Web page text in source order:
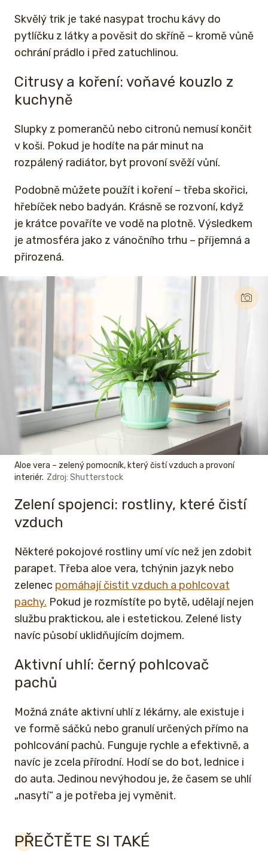
Skvělý trik je také nasypat trochu kávy do
pytlíčku z látky a pověsit do skříně – kromě vůně
ochrání prádlo i před zatuchlinou.
Citrusy a koření: voňavé kouzlo z
kuchyně
Slupky z pomerančů nebo citronů nemusí končit
v koši. Pokud je hodíte na pár minut na
rozpálený radiátor, byt provoní svěží vůní.
Podobně můžete použít i koření – třeba skořici,
hřebíček nebo badyán. Krásně se rozvoní, když
je krátce povaříte ve vodě na plotně. Výsledkem
je atmosféra jako z vánočního trhu – příjemná a
přirozená.
Aloe vera – zelený pomocník, který čistí vzduch a provoní
interiér. Zdroj: Shutterstock
Zelení spojenci: rostliny, které čistí
vzduch
Některé pokojové rostliny umí víc než jen zdobit
parapet. Třeba aloe vera, tchýnin jazyk nebo
zelenec pomáhají čistit vzduch a pohlcovat
pachy. Pokud je rozmístíte po bytě, udělají nejen
službu praktickou, ale i estetickou. Zelené listy
navíc působí uklidňujícím dojmem.
Aktivní uhlí: černý pohlcovač
pachů
Možná znáte aktivní uhlí z lékárny, ale existuje i
ve formě sáčků nebo granulí určených přímo na
pohlcování pachů. Funguje rychle a efektivně, a
navíc je zcela přírodní. Hodí se do bot, lednice i
do auta. Jedinou nevýhodou je, že časem se uhlí
„nasytí“ a je potřeba jej vyměnit.
PŘEČTĚTE SI TAKÉ